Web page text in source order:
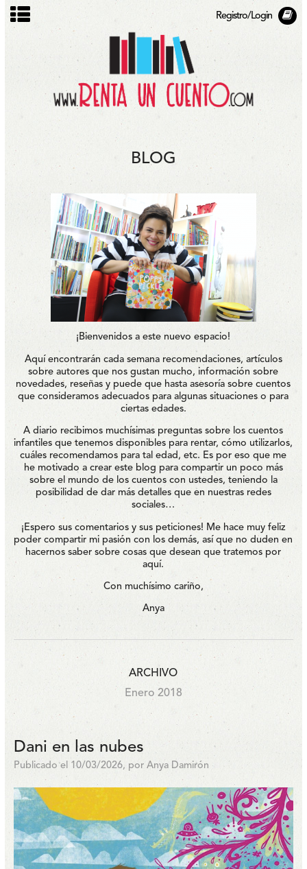
Registro/Login
BLOG
¡Bienvenidos a este nuevo espacio!
Aquí encontrarán cada semana recomendaciones, artículos
sobre autores que nos gustan mucho, información sobre
novedades, reseñas y puede que hasta asesoría sobre cuentos
que consideramos adecuados para algunas situaciones o para
ciertas edades.
A diario recibimos muchísimas preguntas sobre los cuentos
infantiles que tenemos disponibles para rentar, cómo utilizarlos,
cuáles recomendamos para tal edad, etc. Es por eso que me
he motivado a crear este blog para compartir un poco más
sobre el mundo de los cuentos con ustedes, teniendo la
posibilidad de dar más detalles que en nuestras redes
sociales…
¡Espero sus comentarios y sus peticiones! Me hace muy feliz
poder compartir mi pasión con los demás, así que no duden en
hacernos saber sobre cosas que desean que tratemos por
aquí.
Con muchísimo cariño,
Anya
ARCHIVO
Enero 2018
Dani en las nubes
Publicado el 10/03/2026, por Anya Damirón